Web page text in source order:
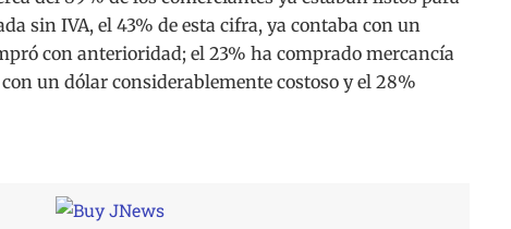
sin IVA, el 43% de esta cifra, ya contaba con un
con anterioridad; el 23% ha comprado mercancía
un dólar considerablemente costoso y el 28%